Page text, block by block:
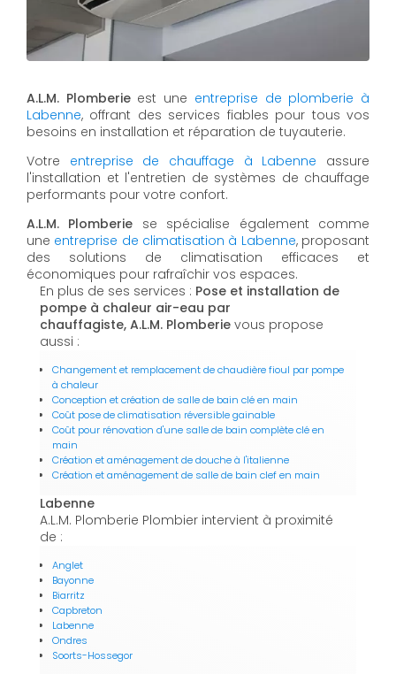
A.L.M. Plomberieest une entreprise de plomberie à
Labenne, offrant des services fiables pour tous vos
besoins en installation et réparation de tuyauterie.
Votre entreprise de chauffage à Labenne assure
l'installation et l'entretien de systèmes de chauffage
performants pour votre confort.
A.L.M. Plomberie se spécialise également comme
une entreprise de climatisation à Labenne, proposant
des solutions de climatisation efficaces et
économiques pour rafraîchir vos espaces.
En plus de ses services : Pose et installation de
pompe à chaleur air-eau par
chauffagiste, A.L.M. Plomberie vous propose
aussi :
Changement et remplacement de chaudière fioul par pompe
à chaleur
Conception et création de salle de bain clé en main
Coût pose de climatisation réversible gainable
Coût pour rénovation d'une salle de bain complète clé en
main
Création et aménagement de douche à l'italienne
Création et aménagement de salle de bain clef en main
Labenne
A.L.M. Plomberie Plombier intervient à proximité
de :
Anglet
Bayonne
Biarritz
Capbreton
Labenne
Ondres
Soorts-Hossegor